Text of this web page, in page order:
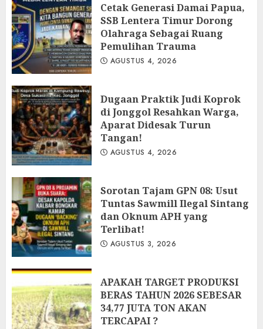
Cetak Generasi Damai Papua,
SSB Lentera Timur Dorong
Olahraga Sebagai Ruang
Pemulihan Trauma
AGUSTUS 4, 2026
Dugaan Praktik Judi Koprok
di Jonggol Resahkan Warga,
Aparat Didesak Turun
Tangan!
AGUSTUS 4, 2026
‎Sorotan Tajam GPN 08: Usut
Tuntas Sawmill Ilegal Sintang
dan Oknum APH yang
Terlibat!
AGUSTUS 3, 2026
APAKAH TARGET PRODUKSI
BERAS TAHUN 2026 SEBESAR
34,77 JUTA TON AKAN
TERCAPAI ?